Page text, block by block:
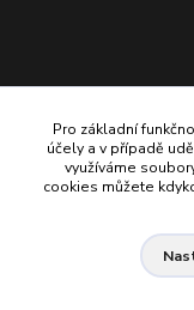
Pro základní
účely a v případě
využíváme
cookies můžete